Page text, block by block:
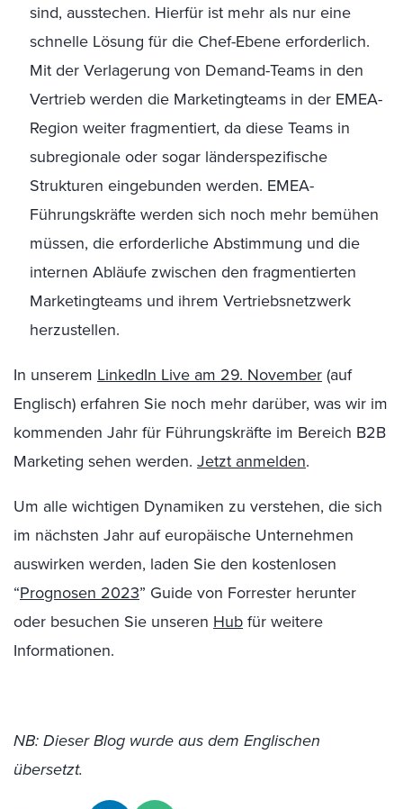
sind, ausstechen. Hierfür ist mehr als nur eine
schnelle Lösung für die Chef-Ebene erforderlich.
Mit der Verlagerung von Demand-Teams in den
Vertrieb werden die Marketingteams in der EMEA-
Region weiter fragmentiert, da diese Teams in
subregionale oder sogar länderspezifische
Strukturen eingebunden werden. EMEA-
Führungskräfte werden sich noch mehr bemühen
müssen, die erforderliche Abstimmung und die
internen Abläufe zwischen den fragmentierten
Marketingteams und ihrem Vertriebsnetzwerk
herzustellen.
In unserem LinkedIn Live am 29. November(auf
Englisch) erfahren Sie noch mehr darüber, was wir im
kommenden Jahr für Führungskräfte im Bereich B2B
Marketing sehen werden. Jetzt anmelden.
Um alle wichtigen Dynamiken zu verstehen, die sich
im nächsten Jahr auf europäische Unternehmen
auswirken werden, laden Sie den kostenlosen
“Prognosen 2023” Guide von Forrester herunter
oder besuchen Sie unseren Hubfür weitere
Informationen.
NB: Dieser Blog wurde aus dem Englischen
übersetzt.